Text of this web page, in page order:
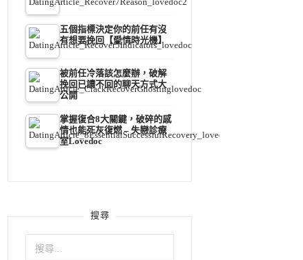
五個指標決定你的前任有沒
有想要挽回【愛情時光機】
被前任冷落該怎麼辦，破解
挽回已讀不回的聊天方式大
公開
掌握復合8大關鍵，破碎的感
情也能死灰復燃 – 失戀診療
室Lovedoc
搜尋
搜